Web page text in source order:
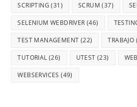
SCRIPTING (31) SCRUM (37)
SELENIUM WEBDRIVER (46)
TEST MANAGEMENT (22) TRABAJO
TUTORIAL (26) UTEST (23)
WEBSERVICES (49)